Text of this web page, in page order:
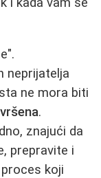
neprijatelja
ne mora biti
.
znajući da
prepravite i
koji